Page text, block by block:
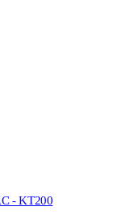
- KT200